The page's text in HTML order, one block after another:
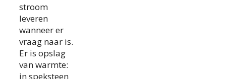
stroom
leveren
wanneer er
vraag naar is.
Er is opslag
van warmte:
in speksteen